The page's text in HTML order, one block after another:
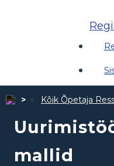
Kõik Õpetaja
mallid